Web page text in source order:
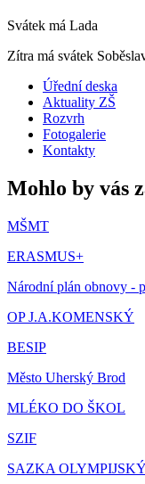
Svátek má Lada
Zítra má svátek
Úřední deska
Aktuality ZŠ
Rozvrh
Fotogalerie
Kontakty
Mohlo by vás
MŠMT
ERASMUS+
Národní plán obnovy -
OP J.A.KOMENSKÝ
BESIP
Město Uherský Brod
MLÉKO DO ŠKOL
SZIF
SAZKA